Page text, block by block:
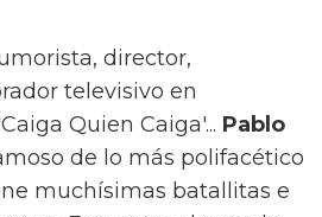
director,
televisivo en
Quien Caiga'... Pablo
de lo más polifacético
muchísimas batallitas e